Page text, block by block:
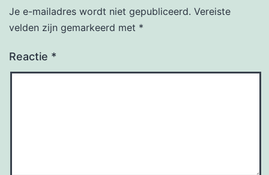
Je e-mailadres wordt niet gepubliceerd. Vereiste
velden zijn gemarkeerd met *
Reactie *